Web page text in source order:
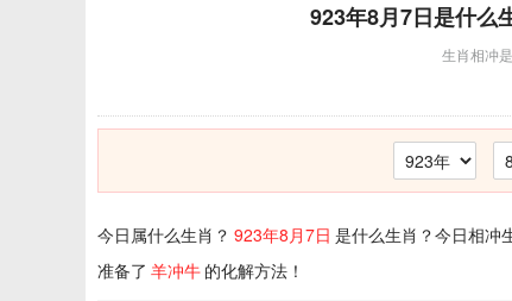
923年8月7日是什么
生肖相冲
今日属什么生肖？ 923年8月7日 是什么生肖？今日相冲
准备了 羊冲牛 的化解方法！